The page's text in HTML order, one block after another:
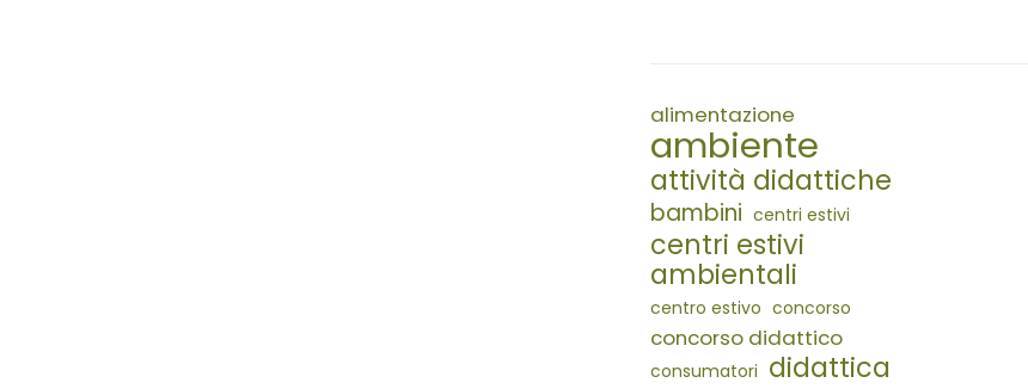
alimentazione
ambiente
attività didattiche
bambini centri estivi
centri estivi
ambientali
centro estivo concorso
concorso didattico
consumatori didattica